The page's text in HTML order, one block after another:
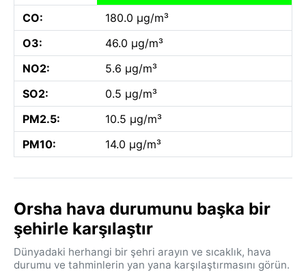
CO:
180.0 µg/m³
O3:
46.0 µg/m³
NO2:
5.6 µg/m³
SO2:
0.5 µg/m³
PM2.5:
10.5 µg/m³
PM10:
14.0 µg/m³
Orsha hava durumunu başka bir
şehirle karşılaştır
Dünyadaki herhangi bir şehri arayın ve sıcaklık, hava
durumu ve tahminlerin yan yana karşılaştırmasını görün.